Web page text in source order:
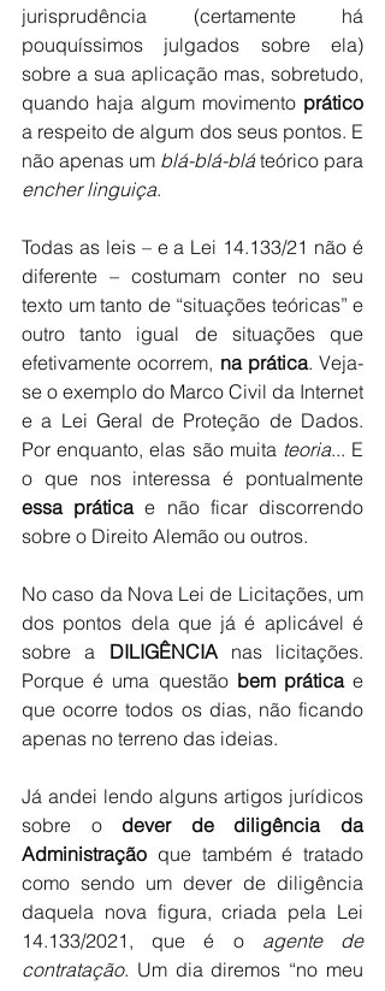
jurisprudência (certamente há
pouquíssimos julgados sobre ela)
sobre a sua aplicação mas, sobretudo,
quando haja algum movimento prático
a respeito de algum dos seus pontos. E
não apenas um blá-blá-blá
encher linguiça.
Todas as leis – e a Lei 14.133/21 não é
diferente – costumam conter no seu
texto um tanto de “situações teóricas” e
outro tanto igual de situações que
efetivamente ocorrem, na prática. Veja-
se o exemplo do Marco Civil da Internet
e a Lei Geral de Proteção de Dados.
Por enquanto, elas são muita teoria... E
essa prática e não ficar discorrendo
sobre o Direito Alemão ou outros.
No caso da Nova Lei de Licitações, um
dos pontos dela que já é aplicável é
sobre a DILIGÊNCIA nas licitações.
Porque é uma questão bem prática e
que ocorre todos os dias, não ficando
apenas no terreno das ideias.
Já andei lendo alguns artigos jurídicos
sobre o dever de diligência da
Administração que também é tratado
como sendo um dever de diligência
daquela nova figura, criada pela Lei
14.133/2021, que é o agente de
contratação. Um dia diremos “no meu